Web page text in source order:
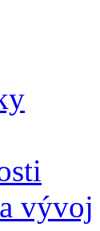
vývoj